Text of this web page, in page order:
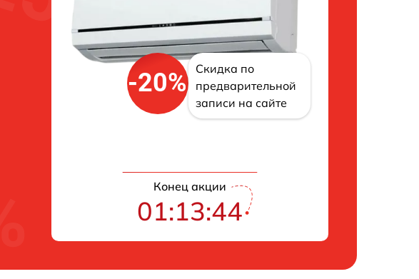
-20%
Скидка по
предварительной
записи на сайте
Конец акции
01:13:43